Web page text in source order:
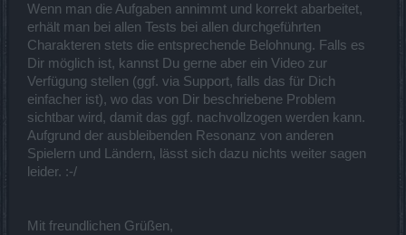
Wenn man die Aufgaben annimmt und korrekt abarbeitet,
erhält man bei allen Tests bei allen durchgeführten
Charakteren stets die entsprechende Belohnung. Falls es
Dir möglich ist, kannst Du gerne aber ein Video zur
Verfügung stellen (ggf. via Support, falls das für Dich
einfacher ist), wo das von Dir beschriebene Problem
sichtbar wird, damit das ggf. nachvollzogen werden kann.
Aufgrund der ausbleibenden Resonanz von anderen
Spielern und Ländern, lässt sich dazu nichts weiter sagen
leider. :-/
Mit freundlichen Grüßen,